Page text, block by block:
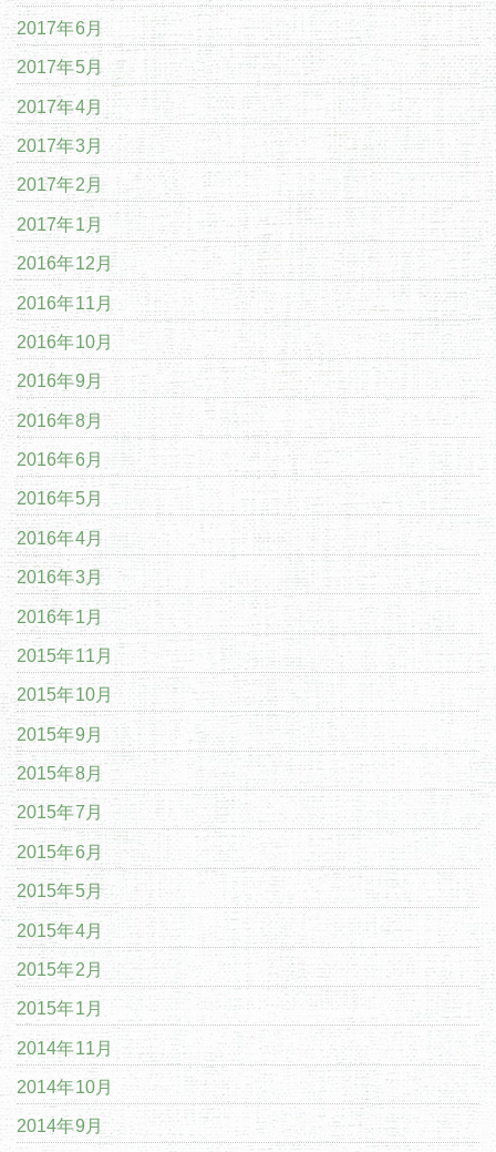
2017年6月
2017年5月
2017年4月
2017年3月
2017年2月
2017年1月
2016年12月
2016年11月
2016年10月
2016年9月
2016年8月
2016年6月
2016年5月
2016年4月
2016年3月
2016年1月
2015年11月
2015年10月
2015年9月
2015年8月
2015年7月
2015年6月
2015年5月
2015年4月
2015年2月
2015年1月
2014年11月
2014年10月
2014年9月